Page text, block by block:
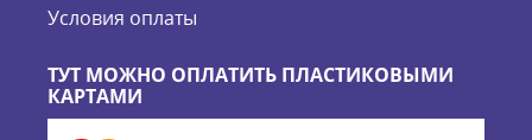
Условия оплаты
ТУТ МОЖНО ОПЛАТИТЬ ПЛАСТИКОВЫМИ
КАРТАМИ